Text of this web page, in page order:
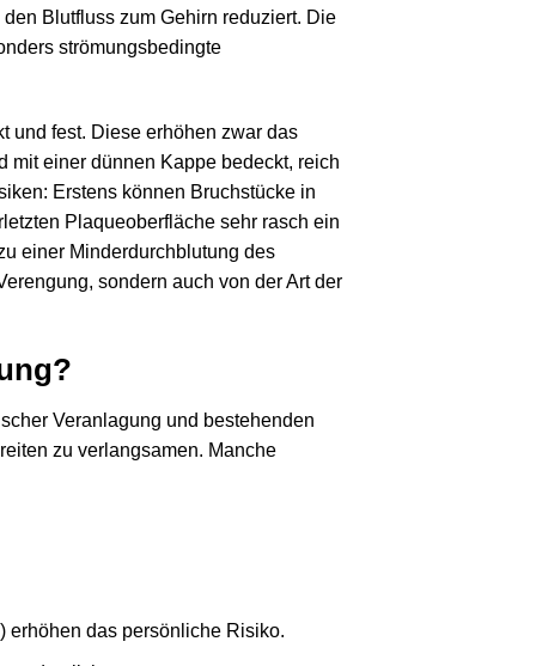
Blutfluss zum Gehirn reduziert. Die
strömungsbedingte
und fest. Diese erhöhen zwar das
mit einer dünnen Kappe bedeckt, reich
Erstens können Bruchstücke in
Plaqueoberfläche sehr rasch ein
einer Minderdurchblutung des
sondern auch von der Art der
Veranlagung und bestehenden
zu verlangsamen. Manche
erhöhen das persönliche Risiko.